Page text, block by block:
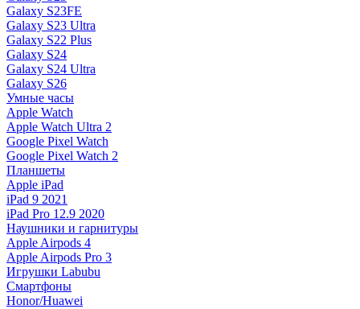
Galaxy S23FE
Galaxy S23 Ultra
Galaxy S22 Plus
Galaxy S24
Galaxy S24 Ultra
Galaxy S26
Умные часы
Apple Watch
Apple Watch Ultra 2
Google Pixel Watch
Google Pixel Watch 2
Планшеты
Apple iPad
iPad 9 2021
iPad Pro 12.9 2020
Наушники и гарнитуры
Apple Airpods 4
Apple Airpods Pro 3
Игрушки Labubu
Смартфоны
Honor/Huawei